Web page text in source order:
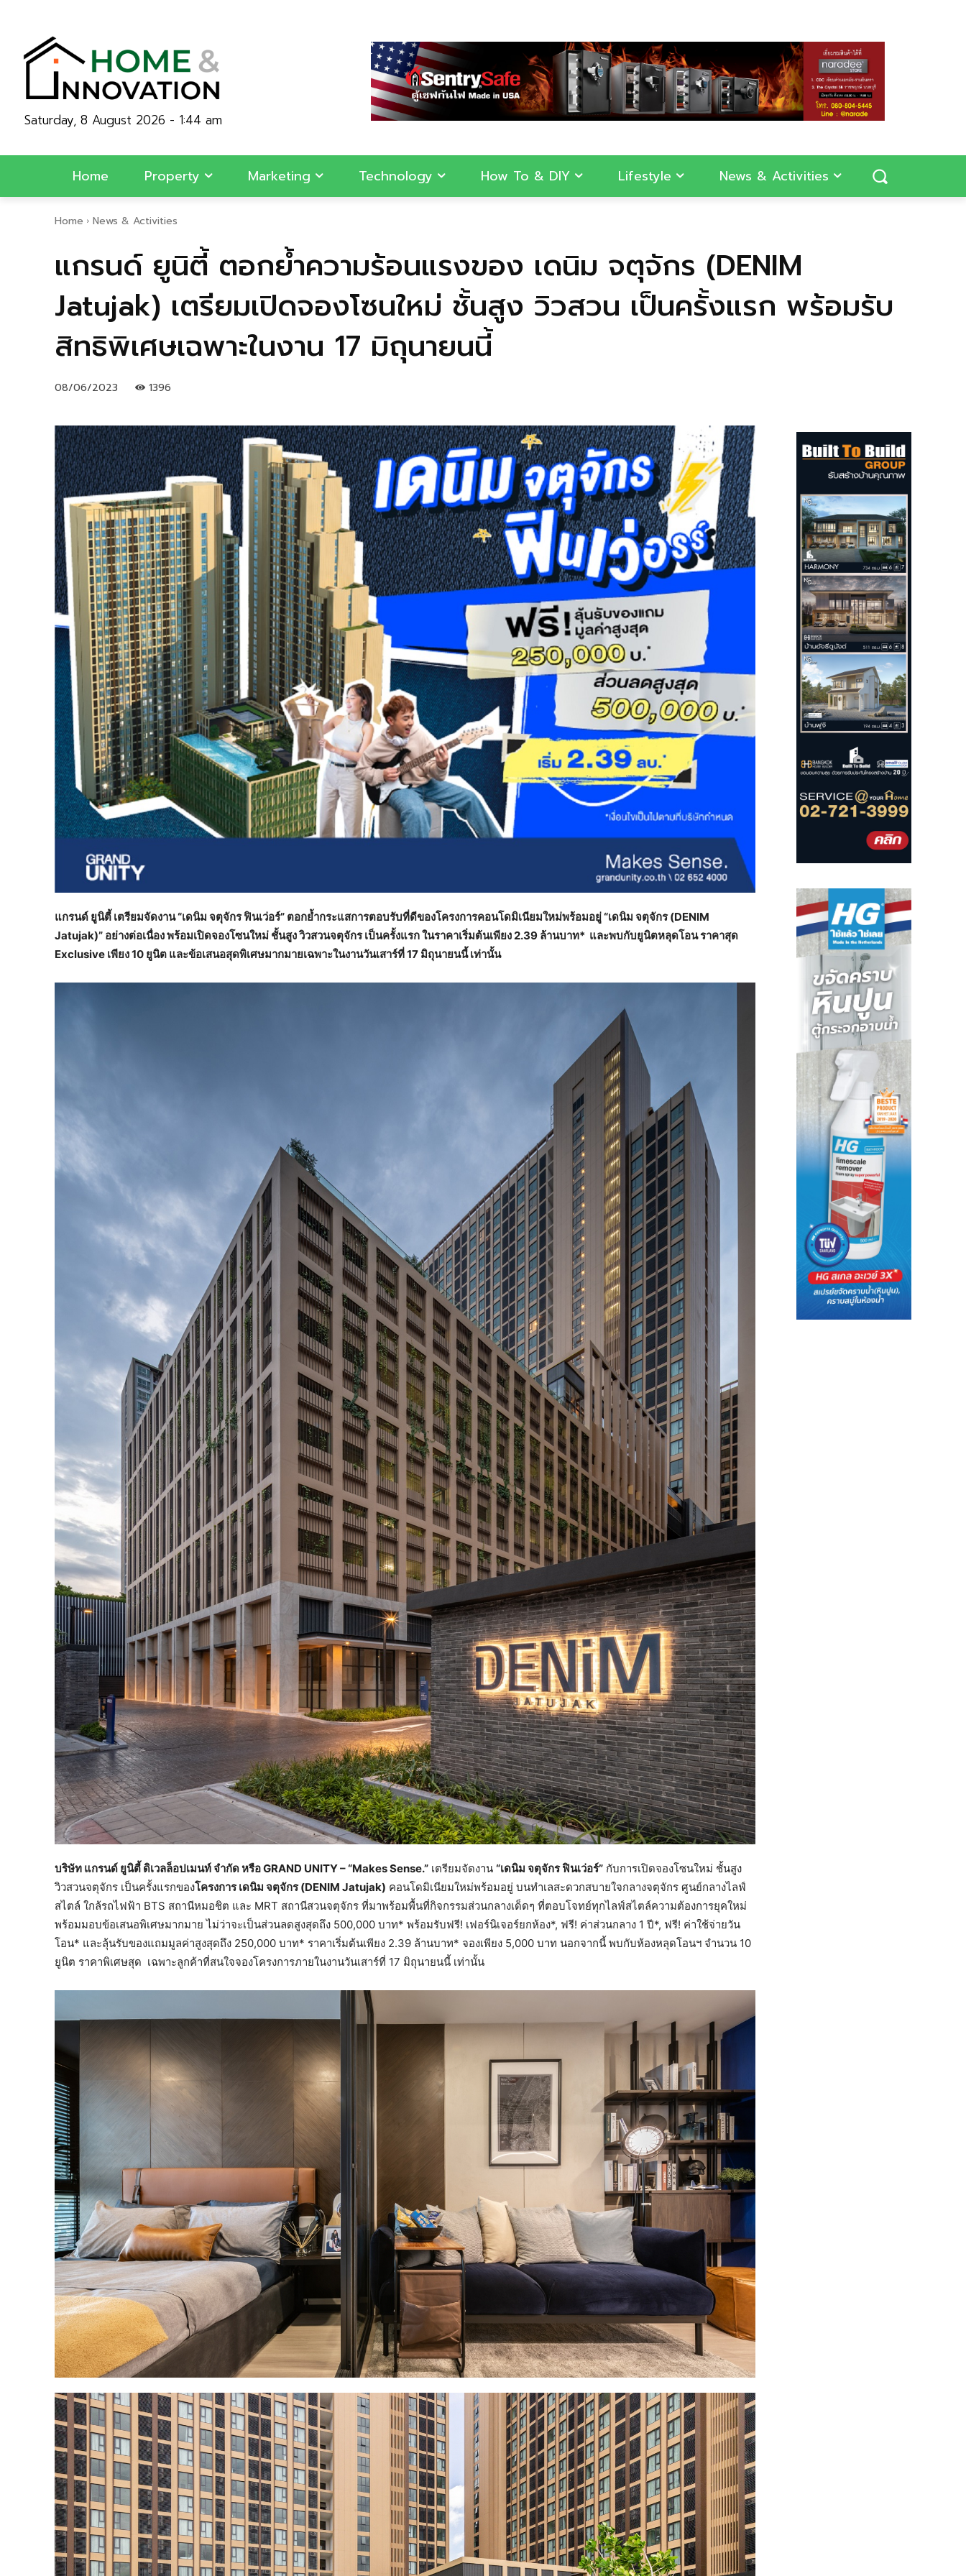
Saturday, 8 August 2026 - 1:44 am
Home Property Marketing Technology How To & DIY Lifestyle News & Activities
Home News & Activities
แกรนด์ ยูนิตี้ ตอกย้ำความร้อนแรงของ เดนิม จตุจักร (DENIM
Jatujak) เตรียมเปิดจองโซนใหม่ ชั้นสูง วิวสวน เป็นครั้งแรก พร้อมรับ
สิทธิพิเศษเฉพาะในงาน 17 มิถุนายนนี้
08/06/2023 1396
แกรนด์ ยูนิตี้ เตรียมจัดงาน “เดนิม จตุจักร ฟินเว่อร์” ตอกย้ำกระแสการตอบรับที่ดีของโครงการคอนโดมิเนียมใหม่พร้อมอยู่ “เดนิม จตุจักร (DENIM
Jatujak)” อย่างต่อเนื่อง พร้อมเปิดจองโซนใหม่ ชั้นสูง วิวสวนจตุจักร เป็นครั้งแรก ในราคาเริ่มต้นเพียง 2.39 ล้านบาท* และพบกับยูนิตหลุดโอน ราคาสุด
Exclusive เพียง 10 ยูนิต และข้อเสนอสุดพิเศษมากมายเฉพาะในงานวันเสาร์ที่ 17 มิถุนายนนี้ เท่านั้น
บริษัท แกรนด์ ยูนิตี้ ดิเวลล็อปเมนท์ จำกัด หรือ GRAND UNITY – “Makes Sense.” เตรียมจัดงาน “เดนิม จตุจักร ฟินเว่อร์” กับการเปิดจองโซนใหม่ ชั้นสูง
วิวสวนจตุจักร เป็นครั้งแรกของโครงการ เดนิม จตุจักร (DENIM Jatujak) คอนโดมิเนียมใหม่พร้อมอยู่ บนทำเลสะดวกสบายใจกลางจตุจักร ศูนย์กลางไลฟ์
สไตล์ ใกล้รถไฟฟ้า BTS สถานีหมอชิต และ MRT สถานีสวนจตุจักร ที่มาพร้อมพื้นที่กิจกรรมส่วนกลางเด็ดๆ ที่ตอบโจทย์ทุกไลฟ์สไตล์ความต้องการยุคใหม่
พร้อมมอบข้อเสนอพิเศษมากมาย ไม่ว่าจะเป็นส่วนลดสูงสุดถึง 500,000 บาท* พร้อมรับฟรี! เฟอร์นิเจอร์ยกห้อง*, ฟรี! ค่าส่วนกลาง 1 ปี*, ฟรี! ค่าใช้จ่ายวัน
โอน* และลุ้นรับของแถมมูลค่าสูงสุดถึง 250,000 บาท* ราคาเริ่มต้นเพียง 2.39 ล้านบาท* จองเพียง 5,000 บาท นอกจากนี้ พบกับห้องหลุดโอนฯ จำนวน 10
ยูนิต ราคาพิเศษสุด เฉพาะลูกค้าที่สนใจจองโครงการภายในงานวันเสาร์ที่ 17 มิถุนายนนี้ เท่านั้น